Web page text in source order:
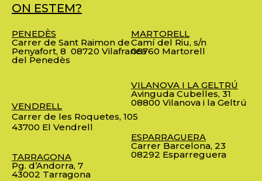
ON ESTEM?
PENEDÈS
Carrer de Sant Raimon de
Penyafort, 8 08720 Vilafranca
del Penedès
VENDRELL
Carrer de les Roquetes, 105
43700 El Vendrell
TARRAGONA
Pg. d’Andorra, 7
43002 Tarragona
MARTORELL
Camí del Riu, s/n
08760 Martorell
VILANOVA I LA GELTRÚ
Avinguda Cubelles, 31
08800 Vilanova i la Geltrú
ESPARRAGUERA
Carrer Barcelona, 23
08292 Esparreguera